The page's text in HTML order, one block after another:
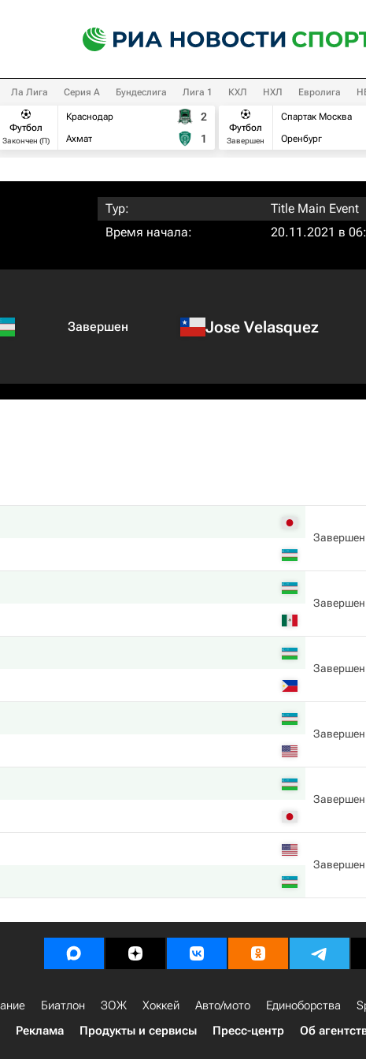
Ла Лига Серия А Бундеслига Лига 1 КХЛ НХЛ Евролига
Футбол
Закончен (П)
Краснодар
Ахмат
2
1
Футбол
Завершен
Спартак Москва
Оренбург
Тур:
Title Main Event
Время начала:
20.11.2021 в
Завершен Jose Velasquez
Завершен
Завершен
Завершен
Завершен
Завершен
Завершен
Биатлон ЗОЖ Хоккей Авто/мото Единоборства
Реклама Продукты и сервисы Пресс-центр Об